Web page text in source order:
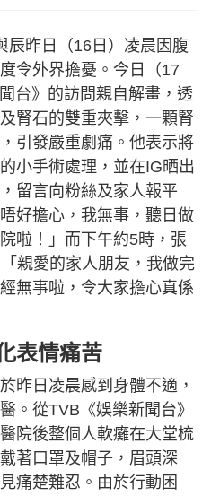
辰昨日（16日）凌晨因腹
令外界擔憂。今日（17
台》的訪問親自解畫，透
腎石的雙重夾擊，一顆腎
引發嚴重劇痛。他表示將
小手術處理，並在IG晒出
留言向粉絲及家人報平
好擔心，我無事，聽日做
啦！」而下午約5時，張
親愛的家人朋友，我做完
無事啦，令大家擔心真係
表情痛苦
昨日凌晨感到身體不適，
。從TVB《娛樂新聞台》
院後整個人軟癱在大堂梳
著口罩及帽子，眉頭深
痛楚難忍。由於行動困